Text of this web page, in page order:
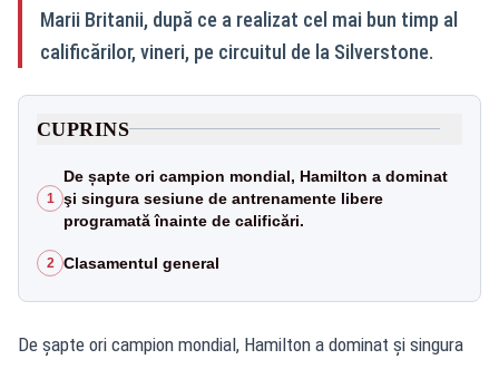
Marii Britanii, după ce a realizat cel mai bun timp al
calificărilor, vineri, pe circuitul de la Silverstone.
CUPRINS
1
De șapte ori campion mondial, Hamilton a dominat
şi singura sesiune de antrenamente libere
programată înainte de calificări.
2 Clasamentul general
De șapte ori campion mondial, Hamilton a dominat şi singura